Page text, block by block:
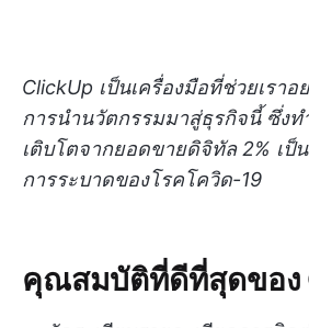
ClickUp เป็นเครื่องมือที่ช่วยเราอ
การนำนวัตกรรมมาสู่ธุรกิจนี้ ซึ่งท
เติบโตจากยอดขายดิจิทัล 2% เป็
การระบาดของโรคโควิด-19
คุณสมบัติที่ดีที่สุดของ